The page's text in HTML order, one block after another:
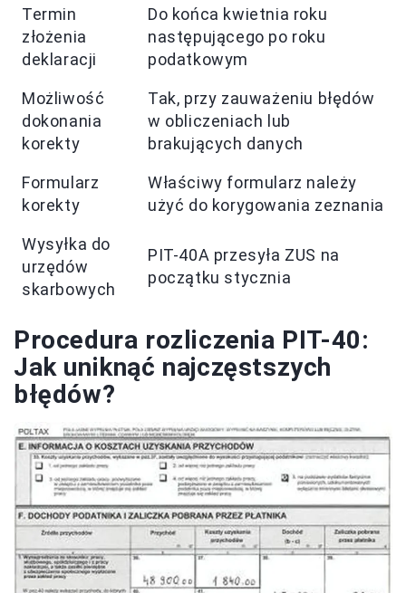
Termin
złożenia
deklaracji
Do końca kwietnia roku
następującego po roku
podatkowym
Możliwość
dokonania
korekty
Tak, przy zauważeniu błędów
w obliczeniach lub
brakujących danych
Formularz
korekty
Właściwy formularz należy
użyć do korygowania zeznania
Wysyłka do
urzędów
skarbowych
PIT-40A przesyła ZUS na
początku stycznia
Procedura rozliczenia PIT-40:
Jak uniknąć najczęstszych
błędów?